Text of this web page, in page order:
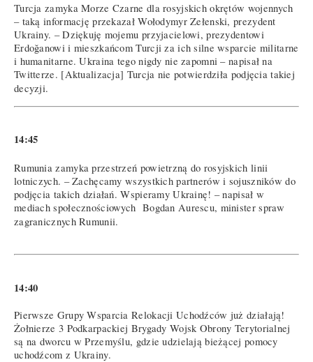
Turcja zamyka Morze Czarne dla rosyjskich okrętów wojennych
– taką informację przekazał Wołodymyr Zełenski, prezydent
Ukrainy. – Dziękuję mojemu przyjacielowi, prezydentowi
Erdoğanowi i mieszkańcom Turcji za ich silne wsparcie militarne
i humanitarne. Ukraina tego nigdy nie zapomni – napisał na
Twitterze. [Aktualizacja] Turcja nie potwierdziła podjęcia takiej
decyzji.
14:45
Rumunia zamyka przestrzeń powietrzną do rosyjskich linii
lotniczych. – Zachęcamy wszystkich partnerów i sojuszników do
podjęcia takich działań. Wspieramy Ukrainę! – napisał w
mediach społecznościowych Bogdan Aurescu, minister spraw
zagranicznych Rumunii.
14:40
Pierwsze Grupy Wsparcia Relokacji Uchodźców już działają!
Żołnierze 3 Podkarpackiej Brygady Wojsk Obrony Terytorialnej
są na dworcu w Przemyślu, gdzie udzielają bieżącej pomocy
uchodźcom z Ukrainy.